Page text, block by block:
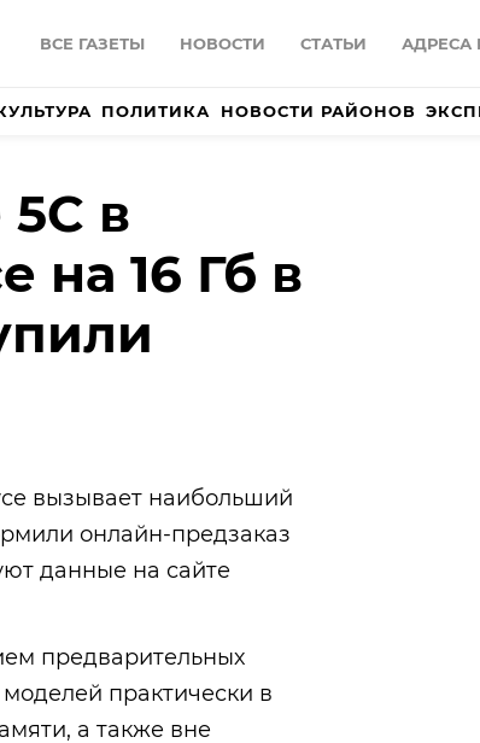
ВСЕ ГАЗЕТЫ НОВОСТИ СТАТЬИ АДРЕСА
ПОЛИТИКА НОВОСТИ РАЙОНОВ
в
на 16 Гб в
вызывает наибольший
онлайн-предзаказ
данные на сайте
предварительных
практически в
а также вне